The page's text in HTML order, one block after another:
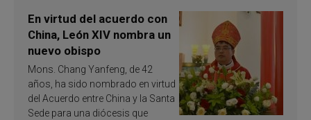
En virtud del acuerdo con
China, León XIV nombra un
nuevo obispo
Mons. Chang Yanfeng, de 42
años, ha sido nombrado en virtud
del Acuerdo entre China y la Santa
Sede para una diócesis que